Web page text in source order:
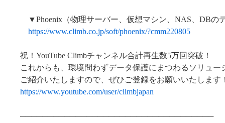
▼Phoenix（物理サーバー、仮想マシン、NAS、DBの
https://www.climb.co.jp/soft/phoenix/?cmm220805
祝！YouTube Climbチャンネル合計再生数5万回突破！
これからも、環境問わずデータ保護にまつわるソリュー
ご紹介いたしますので、ぜひご登録をお願いいたします
https://www.youtube.com/user/climbjapan
───────────────────────────────────